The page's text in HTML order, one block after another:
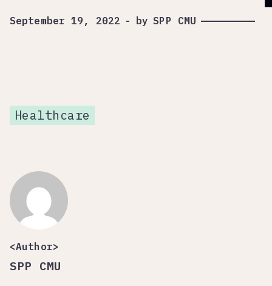
September 19, 2022 - by SPP CMU
Healthcare
<Author>
SPP CMU